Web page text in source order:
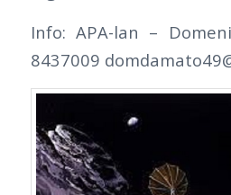
Info: APA-lan –
8437009